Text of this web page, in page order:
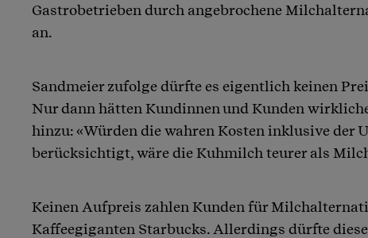
Gastrobetrieben durch angebrochene
an.
Sandmeier zufolge dürfte es eigentlich keinen
Nur dann hätten Kundinnen und Kunden
hinzu: «Würden die wahren Kosten inklusive der
berücksichtigt, wäre die Kuhmilch teurer als
Keinen Aufpreis zahlen Kunden für
Kaffeegiganten Starbucks. Allerdings dürfte